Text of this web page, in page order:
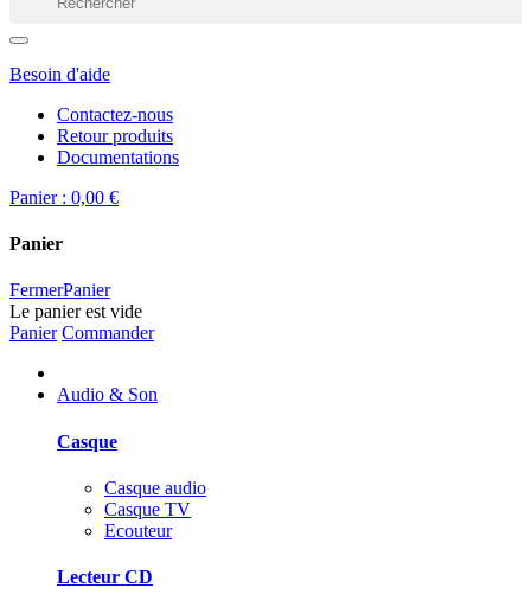
Besoin d'aide
Contactez-nous
Retour produits
Documentations
Panier : 0,00 €
Panier
FermerPanier
Le panier est vide
Panier Commander
Audio & Son
Casque
Casque audio
Casque TV
Ecouteur
Lecteur CD